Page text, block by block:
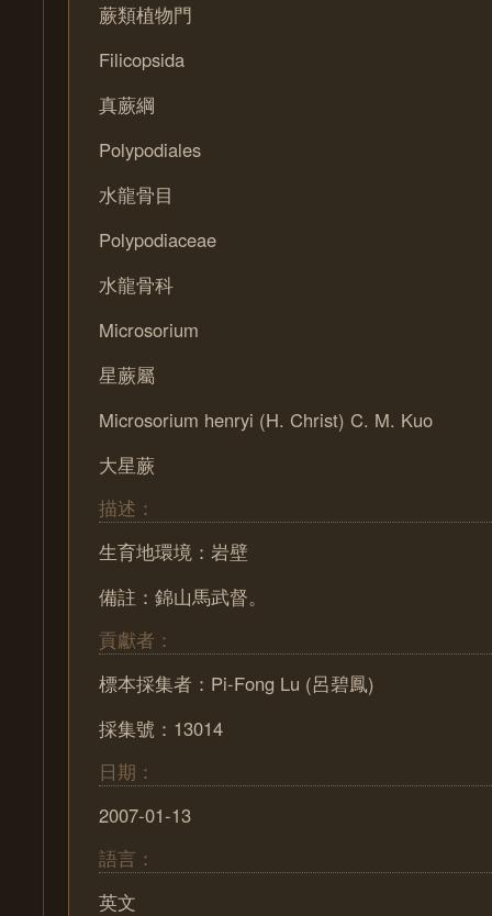
蕨類植物門
Filicopsida
真蕨綱
Polypodiales
水龍骨目
Polypodiaceae
水龍骨科
Microsorium
星蕨屬
Microsorium henryi (H. Christ) C. M. Kuo
大星蕨
描述：
生育地環境：岩壁
備註：錦山馬武督。
貢獻者：
標本採集者：Pi-Fong Lu (呂碧鳳)
採集號：13014
日期：
2007-01-13
語言：
英文